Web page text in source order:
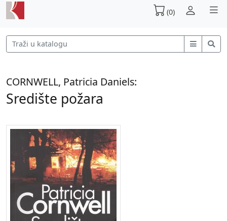
(0)
CORNWELL, Patricia Daniels:
Središte požara